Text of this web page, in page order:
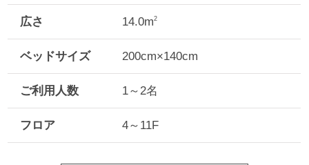
広さ 14.0m2
ベッドサイズ 200cm×140cm
ご利用人数 1～2名
フロア 4～11F